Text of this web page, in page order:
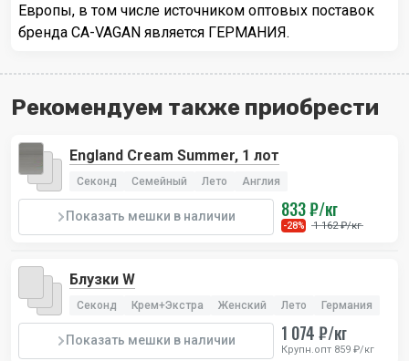
Европы, в том числе источником оптовых поставок
бренда CA-VAGAN является ГЕРМАНИЯ.
Рекомендуем также приобрести
England Cream Summer, 1 лот
Секонд Семейный Лето Англия
Показать мешки в наличии 833 ₽/кг
-28% 1 162 ₽/кг
Блузки W
Секонд Крем+Экстра Женский Лето Германия
Показать мешки в наличии 1 074 ₽/кг
Крупн.опт 859 ₽/кг